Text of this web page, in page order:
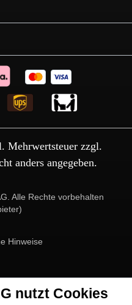
Mehrwertsteuer zzgl.
anders angegeben.
Alle Rechte vorbehalten
Hinweise
nutzt Cookies